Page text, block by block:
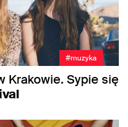
#muzyka
Krakowie. Sypie się